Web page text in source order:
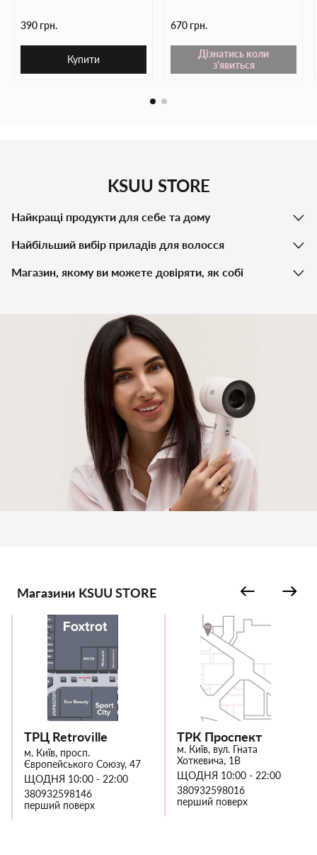
390 грн.
Купити
670 грн.
Дізнатись коли
з'явиться
KSUU STORE
Найкращі продукти для себе та дому
Найбільший вибір приладів для волосся
Магазин, якому ви можете довіряти, як собі
Магазини KSUU STORE
ТРЦ Retroville
м. Київ, просп.
Європейського Союзу, 47
ЩОДНЯ 10:00 - 22:00
380932598146
перший поверх
ТРК Проспект
м. Київ, вул. Гната
Хоткевича, 1В
ЩОДНЯ 10:00 - 22:00
380932598016
перший поверх